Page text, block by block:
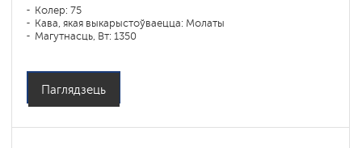
Колер: 75
Кава, якая выкарыстоўваецца: Молаты
Магутнасць, Вт: 1350
Паглядзець